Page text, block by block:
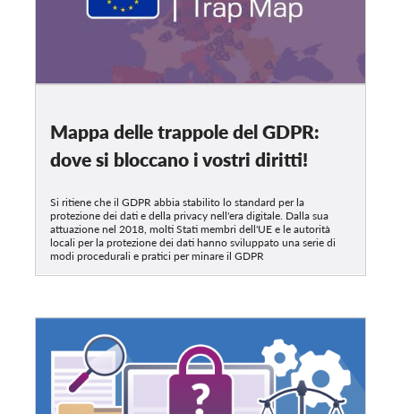
Mappa delle trappole del GDPR:
dove si bloccano i vostri diritti!
Si ritiene che il GDPR abbia stabilito lo standard per la
protezione dei dati e della privacy nell'era digitale. Dalla sua
attuazione nel 2018, molti Stati membri dell'UE e le autorità
locali per la protezione dei dati hanno sviluppato una serie di
modi procedurali e pratici per minare il GDPR